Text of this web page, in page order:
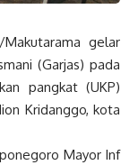
gelar
(Garjas) pada
pangkat (UKP)
Kridanggo, kota
Mayor Inf